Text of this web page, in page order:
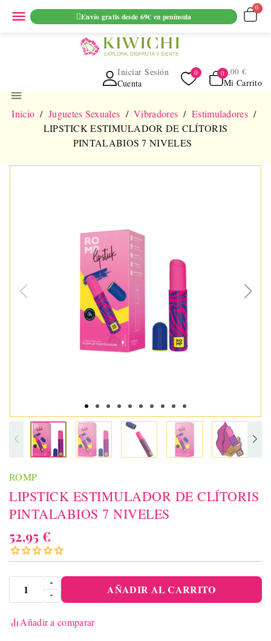
ENVIO GRATUITO EN PEDIDOS SUPERIORES A 69€ EN
PENINSULA
Cuenta
Iniciar Sesión
Mi Carrito
0,00 €
menu
Inicio Juguetes Sexuales Vibradores
Estimuladores
LIPSTICK ESTIMULADOR DE CLÍTORIS
PINTALABIOS 7 NIVELES
ROMP
LIPSTICK ESTIMULADOR DE CLÍTORIS
PINTALABIOS 7 NIVELES
52,95 €
AÑADIR AL CARRITO
Añadir a comparar
menu Envío gratis desde 69€ en península